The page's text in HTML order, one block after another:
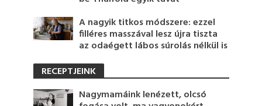
A nagyik titkos módszere: ezzel
filléres masszával lesz újra tiszta
az odaégett lábos súrolás nélkül is
RECEPTJEINK
Nagymamáink lenézett, olcsó